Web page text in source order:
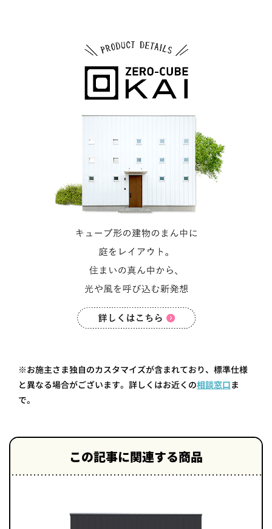
※お施主さま独自のカスタマイズが含まれており、標準仕様
と異なる場合がございます。詳しくはお近くの相談窓口ま
で。
この記事に関連する商品